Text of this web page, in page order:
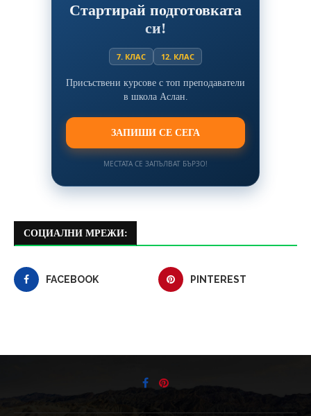
Стартирай подготовката
си!
7. КЛАС 12. КЛАС
Присъствени курсове с топ преподаватели
в школа Аслан.
ЗАПИШИ СЕ СЕГА
МЕСТАТА СЕ ЗАПЪЛВАТ БЪРЗО!
СОЦИАЛНИ МРЕЖИ:
FACEBOOK PINTEREST